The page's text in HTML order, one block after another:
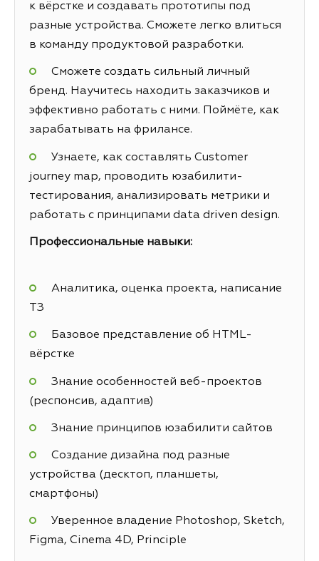
к вёрстке и создавать прототипы под
разные устройства. Сможете легко влиться
в команду продуктовой разработки.
Сможете создать сильный личный
бренд. Научитесь находить заказчиков и
эффективно работать с ними. Поймёте, как
зарабатывать на фрилансе.
Узнаете, как составлять Customer
journey map, проводить юзабилити-
тестирования, анализировать метрики и
работать с принципами data driven design.
Профессиональные навыки:
Аналитика, оценка проекта, написание
ТЗ
Базовое представление об HTML-
вёрстке
Знание особенностей веб-проектов
(респонсив, адаптив)
Знание принципов юзабилити сайтов
Создание дизайна под разные
устройства (десктоп, планшеты,
смартфоны)
Уверенное владение Photoshop, Sketch,
Figma, Cinema 4D, Principle